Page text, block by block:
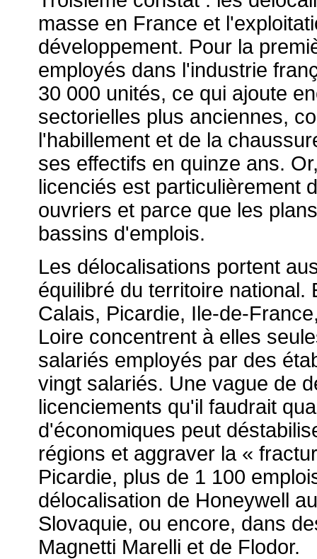
masse en France et
développement. Pour la
employés dans l'industrie
30 000 unités, ce qui ajoute
sectorielles plus anciennes,
l'habillement et de la
ses effectifs en quinze ans.
licenciés est particulièrement
ouvriers et parce que les
bassins d'emplois.
Les délocalisations portent
équilibré du territoire
Calais, Picardie, Ile-de-
Loire concentrent à elles
salariés employés par des
vingt salariés. Une vague de
licenciements qu'il faudrait
d'économiques peut
régions et aggraver la «
Picardie, plus de 1 100
délocalisation de Honeywell
Slovaquie, ou encore, dans
Magnetti Marelli et de Flodor.